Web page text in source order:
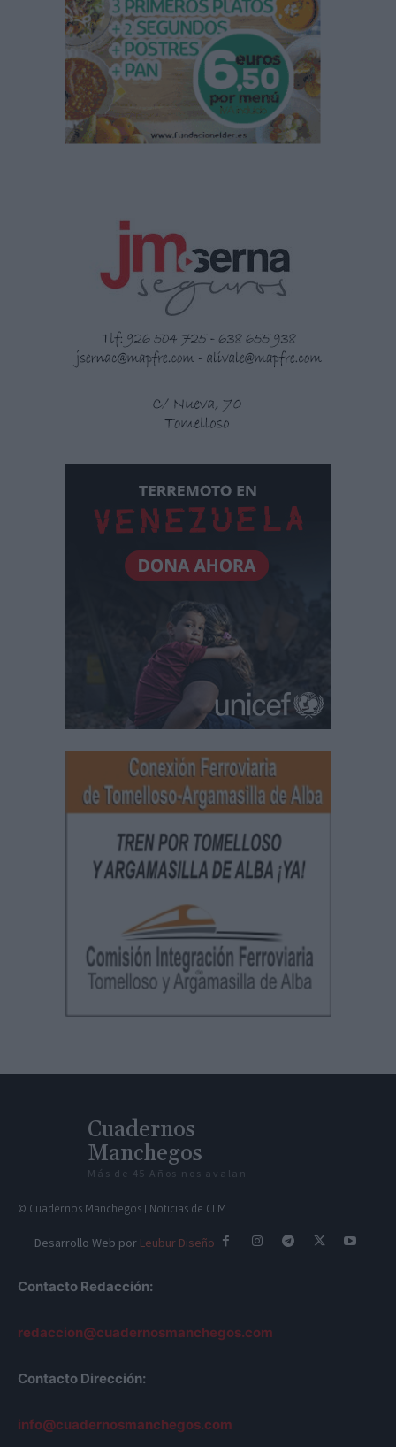
Cuadernos
Manchegos
Más de 45 Años nos avalan
© Cuadernos Manchegos | Noticias de CLM
Desarrollo Web por Leubur Diseño
Contacto Redacción:
redaccion@cuadernosmanchegos.com
Contacto Dirección:
info@cuadernosmanchegos.com